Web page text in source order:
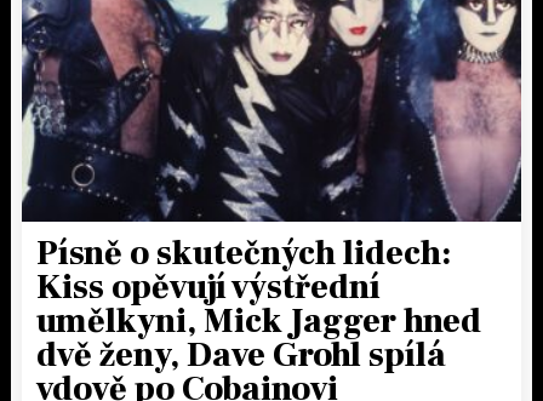
Písně o skutečných lidech:
Kiss opěvují výstřední
umělkyni, Mick Jagger hned
dvě ženy, Dave Grohl spílá
vdově po Cobainovi